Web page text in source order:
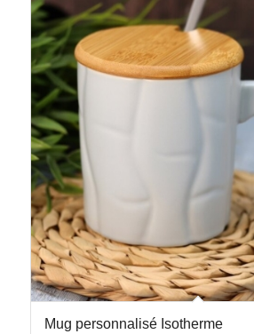
Mug personnalisé Isotherme